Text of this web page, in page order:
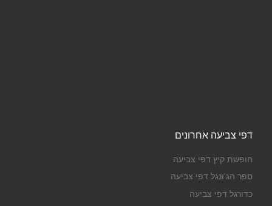
דפי צביעה אחרונים
חופשת קיץ דפי צביעה
ספר הג'ונגל דפי צביעה
כדורגל דפי צביעה